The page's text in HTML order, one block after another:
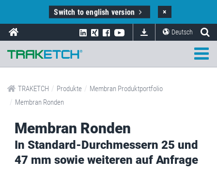
Switch to english version ×
Deutsch
TRAKETCH / Produkte / Membran Produktportfolio
/ Membran Ronden
Membran Ronden
In Standard-Durchmessern 25 und
47 mm sowie weiteren auf Anfrage